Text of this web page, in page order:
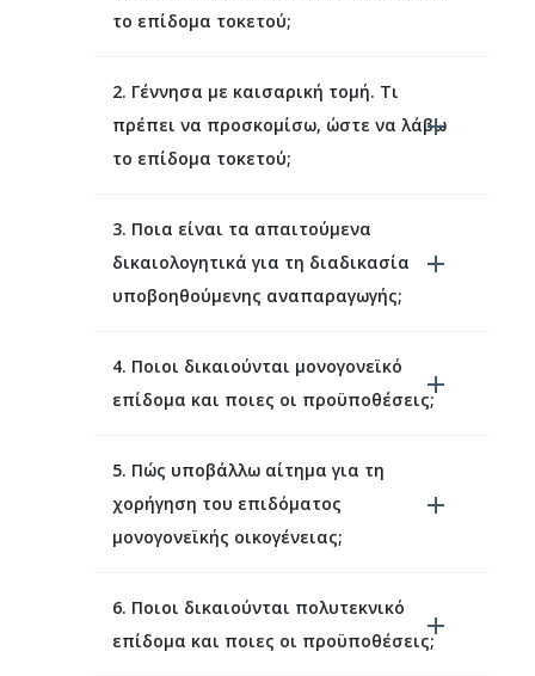
το επίδομα τοκετού;
2. Γέννησα με καισαρική τομή. Τι
πρέπει να προσκομίσω, ώστε να λάβω
το επίδομα τοκετού;
3. Ποια είναι τα απαιτούμενα
δικαιολογητικά για τη διαδικασία
υποβοηθούμενης αναπαραγωγής;
4. Ποιοι δικαιούνται μονογονεϊκό
επίδομα και ποιες οι προϋποθέσεις;
5. Πώς υποβάλλω αίτημα για τη
χορήγηση του επιδόματος
μονογονεϊκής οικογένειας;
6. Ποιοι δικαιούνται πολυτεκνικό
επίδομα και ποιες οι προϋποθέσεις;